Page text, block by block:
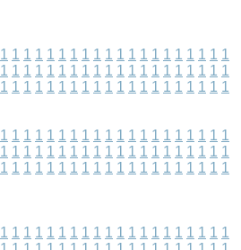
1 1 1 1 1 1 1 1 1 1 1 1 1 1 1 1 1 1 1 1
1 1 1 1 1 1 1 1 1 1 1 1 1 1 1 1 1 1 1 1
1 1 1 1 1 1 1 1 1 1 1 1 1 1 1 1 1 1 1 1
1 1 1 1 1 1 1 1 1 1 1 1 1 1 1 1 1 1 1 1
1 1 1 1 1 1 1 1 1 1 1 1 1 1 1 1 1 1 1 1
1 1 1 1 1 1 1 1 1 1 1 1 1 1 1 1 1 1 1 1
1 1 1 1 1 1 1 1 1 1 1 1 1 1 1 1 1 1 1 1